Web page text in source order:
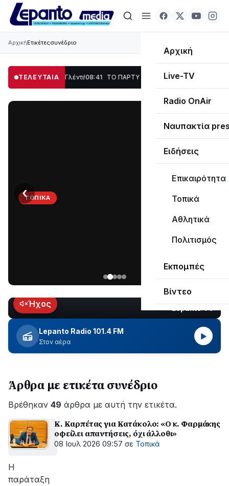
Αρχική
Live-TV
Radio OnAir
Ναυπακτία
Ειδήσεις
Επικαιρότητα
Τοπικά
Αθλητικά
Πολιτισμός
Εκπομπές
Βίντεο
ΑρχικήΕτικέτεςσυνέδριο
ΤΕΛΕΥΤΑΙΑ
Χορός & Γλέντι!08:41 ΤΟ ΠΑΡΤΥ ΣΥΝΕΧΙΖΕΤΑΙ… 19:47 Στο σκοτάδι
ΤΟΠΙΚΆ
Κωτσανά
για
τα
μεγάλα
έργα
‹
LIVEΉχος
Lepanto Radio 101.4 FM
Στον αέρα
▶
Άρθρα με ετικέτα συνέδριο
Βρέθηκαν 49 άρθρα με αυτή την ετικέτα.
Κ. Καρπέτας για Κατάκολο: «Ο κ. Φαρμάκης
οφείλει απαντήσεις, όχι άλλοθι»
08 Ιουλ 2026 09:57 σε Τοπικά
Η
παράταξη